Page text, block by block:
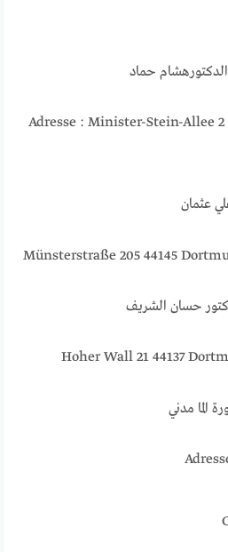
Adresse : Minister-Stein-Allee
Münsterstraße 205 44145
Hoher Wall 21 44137